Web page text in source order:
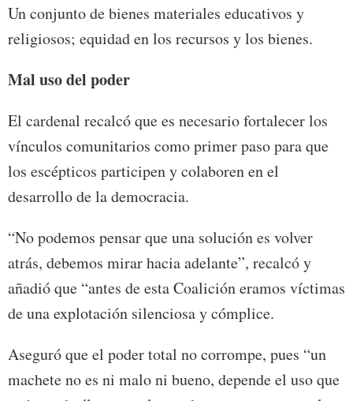
Un conjunto de bienes materiales educativos y
religiosos; equidad en los recursos y los bienes.
Mal uso del poder
El cardenal recalcó que es necesario fortalecer los
vínculos comunitarios como primer paso para que
los escépticos participen y colaboren en el
desarrollo de la democracia.
“No podemos pensar que una solución es volver
atrás, debemos mirar hacia adelante”, recalcó y
añadió que “antes de esta Coalición eramos víctimas
de una explotación silenciosa y cómplice.
Aseguró que el poder total no corrompe, pues “un
machete no es ni malo ni bueno, depende el uso que